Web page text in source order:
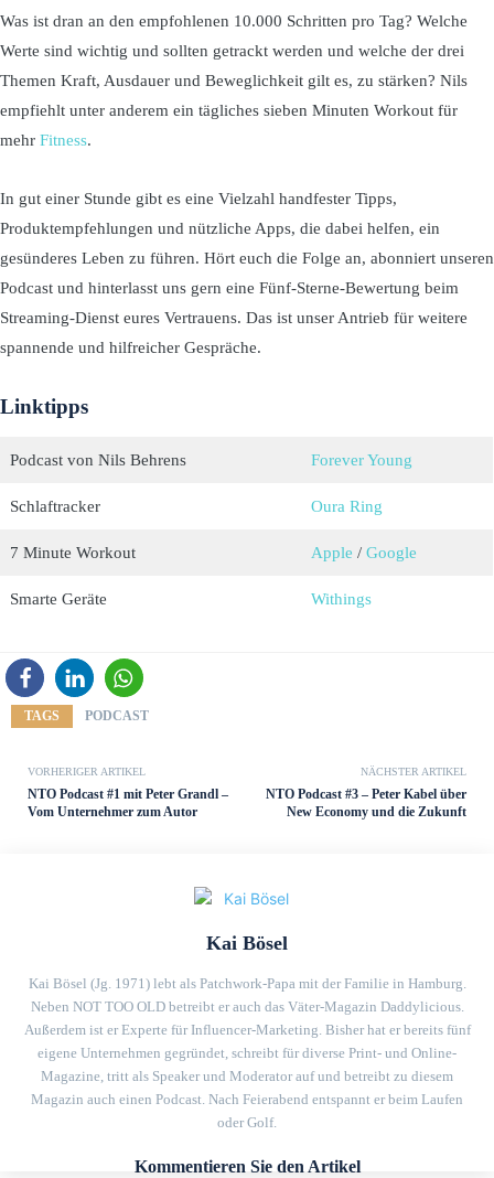
Was ist dran an den empfohlenen 10.000 Schritten pro Tag? Welche
Werte sind wichtig und sollten getrackt werden und welche der drei
Themen Kraft, Ausdauer und Beweglichkeit gilt es, zu stärken? Nils
empfiehlt unter anderem ein tägliches sieben Minuten Workout für
mehr Fitness.
In gut einer Stunde gibt es eine Vielzahl handfester Tipps,
Produktempfehlungen und nützliche Apps, die dabei helfen, ein
gesünderes Leben zu führen. Hört euch die Folge an, abonniert unseren
Podcast und hinterlasst uns gern eine Fünf-Sterne-Bewertung beim
Streaming-Dienst eures Vertrauens. Das ist unser Antrieb für weitere
spannende und hilfreicher Gespräche.
Linktipps
Podcast von Nils Behrens Forever Young
Schlaftracker Oura Ring
7 Minute Workout Apple / Google
Smarte Geräte Withings
TAGS PODCAST
VORHERIGER ARTIKEL
NTO Podcast #1 mit Peter Grandl –
Vom Unternehmer zum Autor
NÄCHSTER ARTIKEL
NTO Podcast #3 – Peter Kabel über
New Economy und die Zukunft
Kai Bösel
Kai Bösel (Jg. 1971) lebt als Patchwork-Papa mit der Familie in Hamburg.
Neben NOT TOO OLD betreibt er auch das Väter-Magazin Daddylicious.
Außerdem ist er Experte für Influencer-Marketing. Bisher hat er bereits fünf
eigene Unternehmen gegründet, schreibt für diverse Print- und Online-
Magazine, tritt als Speaker und Moderator auf und betreibt zu diesem
Magazin auch einen Podcast. Nach Feierabend entspannt er beim Laufen
oder Golf.
Kommentieren Sie den Artikel